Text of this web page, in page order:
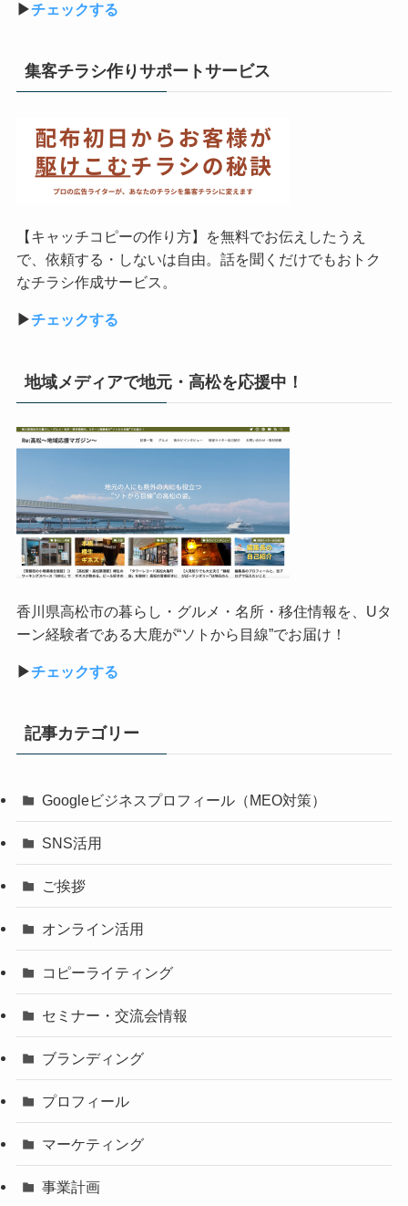
▶︎チェックする
集客チラシ作りサポートサービス
【キャッチコピーの作り方】を無料でお伝えしたうえ
で、依頼する・しないは自由。話を聞くだけでもおトク
なチラシ作成サービス。
▶︎チェックする
地域メディアで地元・高松を応援中！
香川県高松市の暮らし・グルメ・名所・移住情報を、 Uタ
ーン経験者である大鹿が“ソトから目線”でお届け！
▶︎チェックする
記事カテゴリー
Googleビジネスプロフィール（MEO対策）
SNS活用
ご挨拶
オンライン活用
コピーライティング
セミナー・交流会情報
ブランディング
プロフィール
マーケティング
事業計画